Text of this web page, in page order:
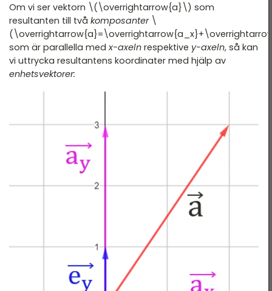
Om vi ser vektorn \(\overrightarrow{a}\) som
resultanten till två komposanter\
som är parallella medx-axeln respektive y-axeln, så kan
vi uttrycka resultantens koordinater med hjälp av
enhetsvektorer: